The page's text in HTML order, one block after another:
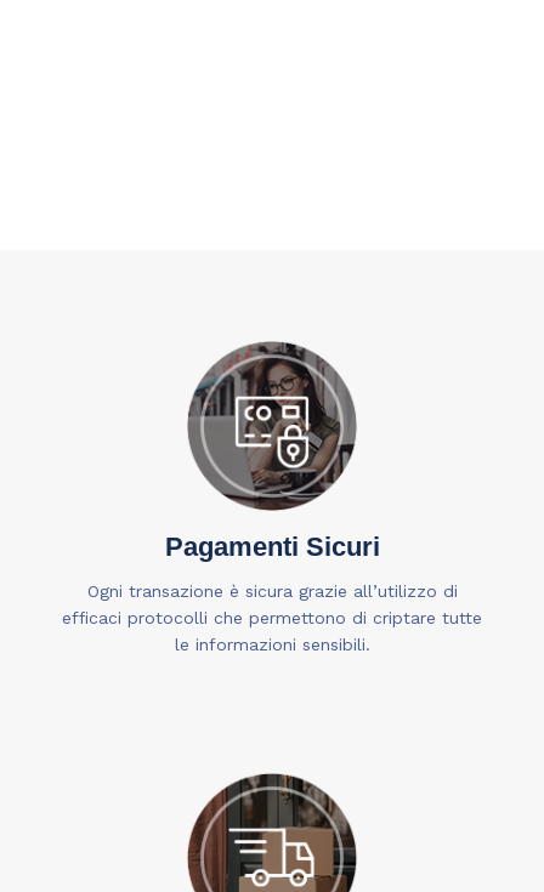
Pagamenti Sicuri
Ogni transazione è sicura grazie all’utilizzo di
efficaci protocolli che permettono di criptare tutte
le informazioni sensibili.